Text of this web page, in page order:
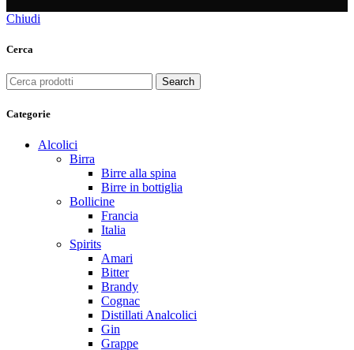
Chiudi
Cerca
Search
Categorie
Alcolici
Birra
Birre alla spina
Birre in bottiglia
Bollicine
Francia
Italia
Spirits
Amari
Bitter
Brandy
Cognac
Distillati Analcolici
Gin
Grappe